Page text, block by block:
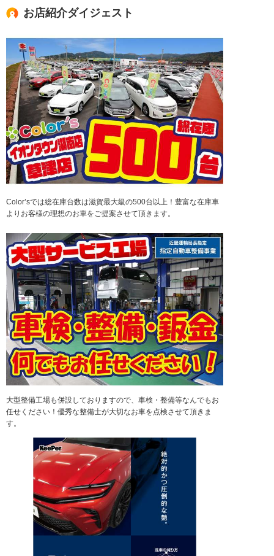
お店紹介ダイジェスト
Color’sでは総在庫台数は滋賀最大級の500台以上！豊富な在庫車
よりお客様の理想のお車をご提案させて頂きます。
大型整備工場も併設しておりますので、車検・整備等なんでもお
任せください！優秀な整備士が大切なお車を点検させて頂きま
す。